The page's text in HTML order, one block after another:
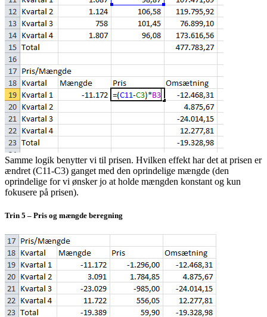
Samme logik benytter vi til prisen. Hvilken effekt har det at prisen er
ændret (C11-C3) ganget med den oprindelige mængde (den
oprindelige for vi ønsker jo at holde mængden konstant og kun
fokusere på prisen).
Trin 5 – Pris og mængde beregning